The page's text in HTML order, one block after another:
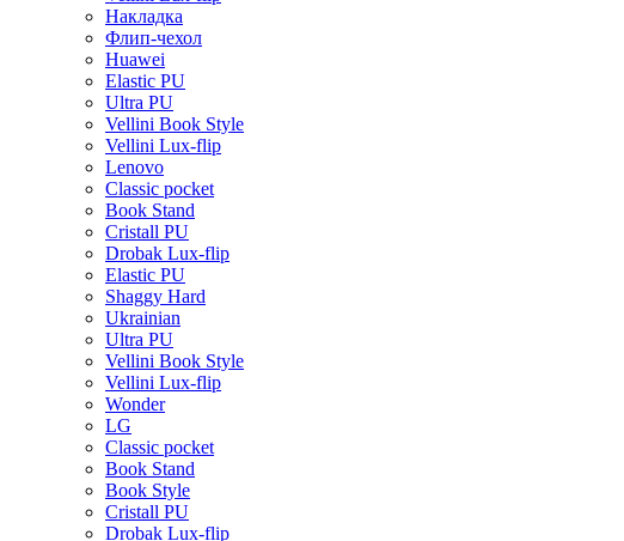
Накладка
Флип-чехол
Huawei
Elastic PU
Ultra PU
Vellini Book Style
Vellini Lux-flip
Lenovo
Classic pocket
Book Stand
Cristall PU
Drobak Lux-flip
Elastic PU
Shaggy Hard
Ukrainian
Ultra PU
Vellini Book Style
Vellini Lux-flip
Wonder
LG
Classic pocket
Book Stand
Book Style
Cristall PU
Drobak Lux-flip